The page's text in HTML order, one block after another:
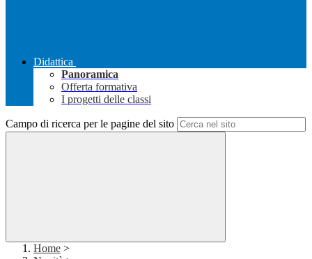
Didattica
Panoramica
Offerta formativa
I progetti delle classi
Campo di ricerca per le pagine del sito
Home >